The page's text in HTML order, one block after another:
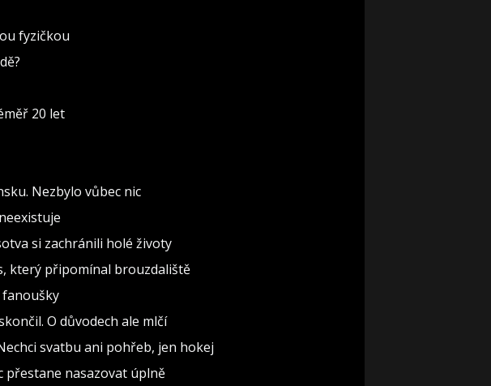
fyzičkou
20 let
Nezbylo vůbec nic
si zachránili holé životy
který připomínal brouzdaliště
fanoušky
O důvodech ale mlčí
svatbu ani pohřeb, jen hokej
přestane nasazovat úplně